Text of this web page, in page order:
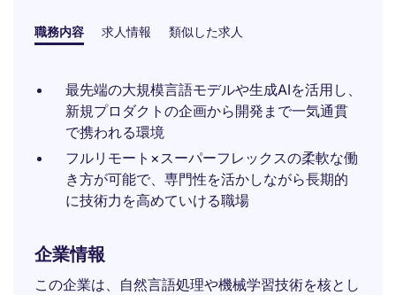
職務内容 求人情報 類似した求人
最先端の大規模言語モデルや生成AIを活用し、
新規プロダクトの企画から開発まで一気通貫
で携われる環境
フルリモート×スーパーフレックスの柔軟な働
き方が可能で、専門性を活かしながら長期的
に技術力を高めていける職場
企業情報
この企業は、自然言語処理や機械学習技術を核とし